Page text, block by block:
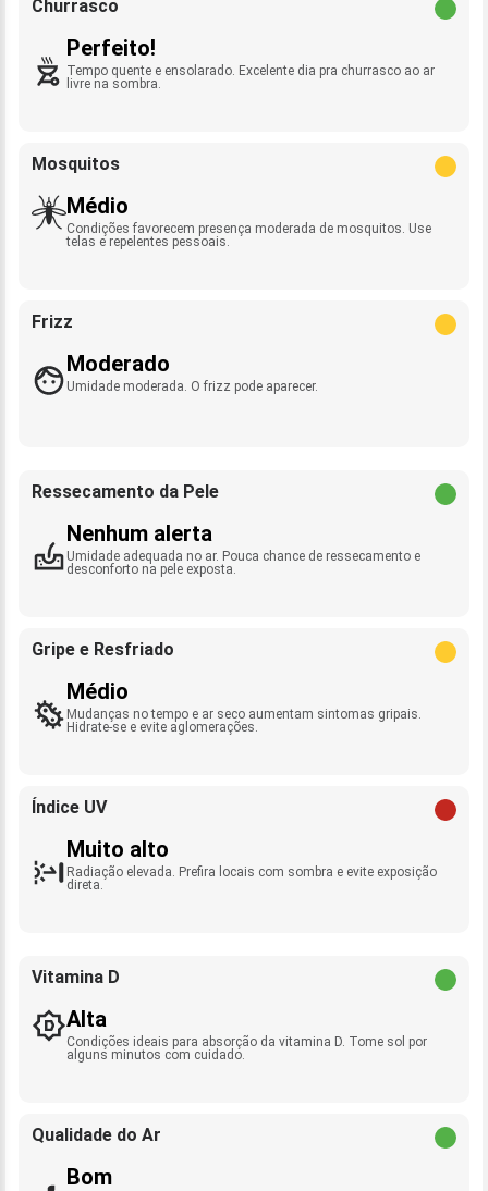
Churrasco
Perfeito!
Tempo quente e ensolarado. Excelente dia pra churrasco ao ar
livre na sombra.
Mosquitos
Médio
Condições favorecem presença moderada de mosquitos. Use
telas e repelentes pessoais.
Frizz
Moderado
Umidade moderada. O frizz pode aparecer.
Ressecamento da Pele
Nenhum alerta
Umidade adequada no ar. Pouca chance de ressecamento e
desconforto na pele exposta.
Gripe e Resfriado
Médio
Mudanças no tempo e ar seco aumentam sintomas gripais.
Hidrate-se e evite aglomerações.
Índice UV
Muito alto
Radiação elevada. Prefira locais com sombra e evite exposição
direta.
Vitamina D
Alta
Condições ideais para absorção da vitamina D. Tome sol por
alguns minutos com cuidado.
Qualidade do Ar
Bom